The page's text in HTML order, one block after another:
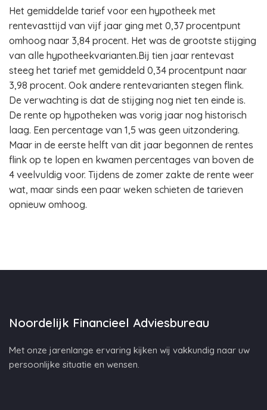
Het gemiddelde tarief voor een hypotheek met
rentevasttijd van vijf jaar ging met 0,37 procentpunt
omhoog naar 3,84 procent. Het was de grootste stijging
van alle hypotheekvarianten.Bij tien jaar rentevast
steeg het tarief met gemiddeld 0,34 procentpunt naar
3,98 procent. Ook andere rentevarianten stegen flink.
De verwachting is dat de stijging nog niet ten einde is.
De rente op hypotheken was vorig jaar nog historisch
laag. Een percentage van 1,5 was geen uitzondering.
Maar in de eerste helft van dit jaar begonnen de rentes
flink op te lopen en kwamen percentages van boven de
4 veelvuldig voor. Tijdens de zomer zakte de rente weer
wat, maar sinds een paar weken schieten de tarieven
opnieuw omhoog.
Noordelijk Financieel Adviesbureau
Met onze jarenlange ervaring kijken wij vakkundig naar uw
persoonlijke situatie en wensen.